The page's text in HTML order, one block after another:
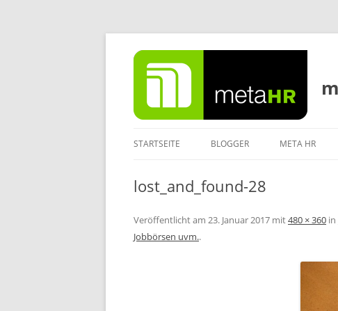
Zum
Inhalt
springen
STARTSEITE BLOGGER META HR
lost_and_found-28
Veröffentlicht am 23. Januar 2017 mit480 × 360 in
Jobbörsen uvm..